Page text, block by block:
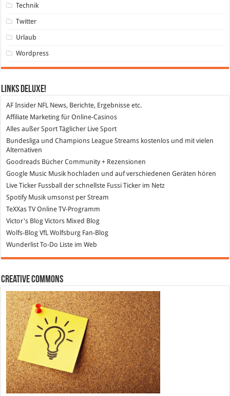
Technik
Twitter
Urlaub
Wordpress
Links DeLuXe!
AF Insider NFL News, Berichte, Ergebnisse etc.
Affiliate Marketing für Online-Casinos
Alles außer Sport Täglicher Live Sport
Bundesliga und Champions League Streams kostenlos und mit vielen
Alternativen
Goodreads Bücher Community + Rezensionen
Google Music Musik hochladen und auf verschiedenen Geräten hören
Live Ticker Fussball der schnellste Fussi Ticker im Netz
SpotifyMusik umsonst per Stream
TeXXas TVOnline TV-Programm
Victor's Blog Victors Mixed Blog
Wolfs-Blog VfL Wolfsburg Fan-Blog
Wunderlist To-Do Liste im Web
Creative Commons